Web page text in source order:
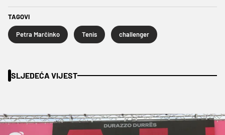
TAGOVI
Petra Marčinko Tenis challenger
SLJEDEĆA VIJEST